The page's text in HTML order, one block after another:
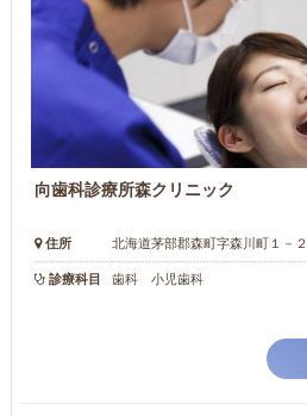
向歯科診療所森クリニック
住所 北海道茅部郡森町字森川町１－２
診療科目 歯科 小児歯科